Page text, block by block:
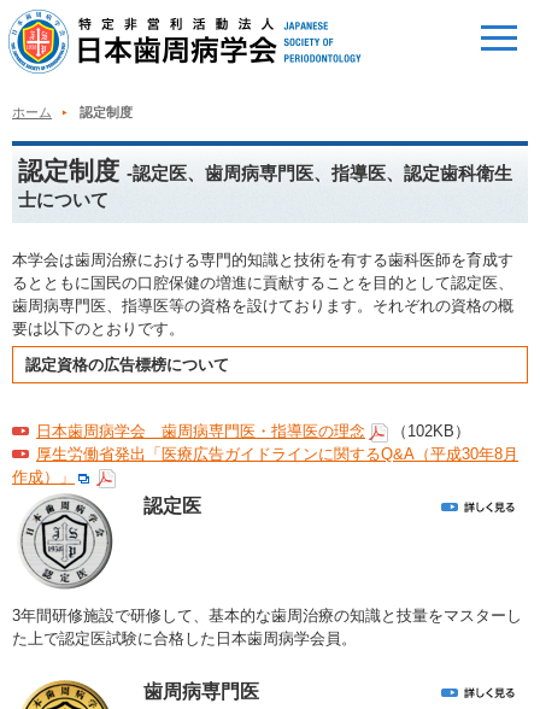
ホーム 認定制度
認定制度 -認定医、歯周病専門医、指導医、認定歯科衛生
士について
本学会は歯周治療における専門的知識と技術を有する歯科医師を育成す
るとともに国民の口腔保健の増進に貢献することを目的として認定医、
歯周病専門医、指導医等の資格を設けております。それぞれの資格の概
要は以下のとおりです。
認定資格の広告標榜について
日本歯周病学会 歯周病専門医・指導医の理念
（102KB）
厚生労働省発出「医療広告ガイドラインに関するQ&A（平成30年8月
作成）」
認定医
3年間研修施設で研修して、基本的な歯周治療の知識と技量をマスターし
た上で認定医試験に合格した日本歯周病学会員。
歯周病専門医